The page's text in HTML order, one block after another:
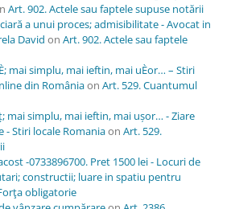
Art. 902. Actele sau faptele supuse notării
a unui proces; admisibilitate - Avocat in
David on Art. 902. Actele sau faptele
mai simplu, mai ieftin, mai uÈor… – Stiri
din Româniaon Art. 529. Cuantumul
mai simplu, mai ieftin, mai ușor… - Ziare
- Stiri locale Romaniaon Art. 529.
-0733896700. Pret 1500 lei - Locuri de
constructii; luare in spatiu pentru
obligatorie